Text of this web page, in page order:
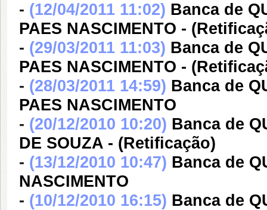
- (12/04/2011 11:02) Banca de
PAES NASCIMENTO -
- (29/03/2011 11:03) Banca de
PAES NASCIMENTO -
- (28/03/2011 14:59) Banca de
PAES NASCIMENTO
- (20/12/2010 10:20) Banca de
DE SOUZA - (Retificação)
- (13/12/2010 10:47) Banca de
NASCIMENTO
- (10/12/2010 16:15) Banca de